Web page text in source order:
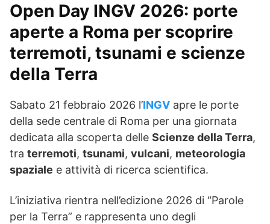
Open Day INGV 2026: porte
aperte a Roma per scoprire
terremoti, tsunami e scienze
della Terra
Sabato 21 febbraio 2026 l’INGV apre le porte
della sede centrale di Roma per una giornata
dedicata alla scoperta delle Scienze della Terra,
tra terremoti, tsunami, vulcani, meteorologia
spaziale e attività di ricerca scientifica.
L’iniziativa rientra nell’edizione 2026 di “Parole
per la Terra” e rappresenta uno degli